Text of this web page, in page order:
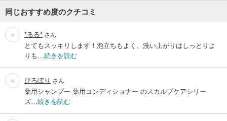
同じおすすめ度のクチコミ
*るる* さん
とてもスッキリします！泡立ちもよく、洗い上がりはしっとりよ
りも… 続きを読む
ひろぽり さん
薬用シャンプー 薬用コンディショナー のスカルプケアシリー
ズ… 続きを読む